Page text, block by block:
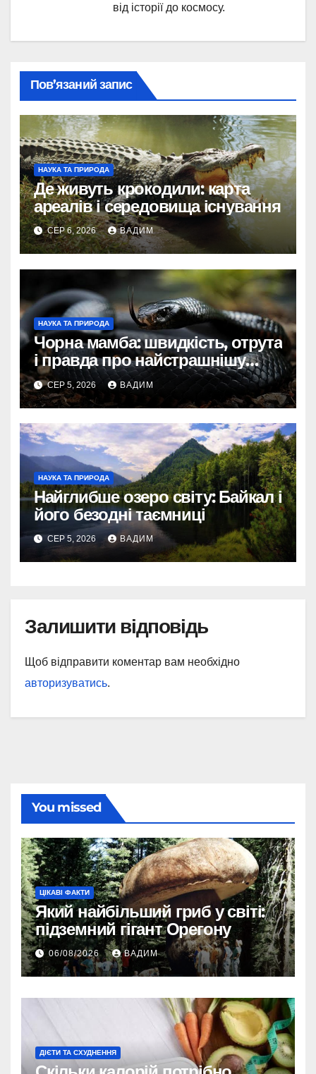
від історії до космосу.
Пов’язаний запис
НАУКА ТА ПРИРОДА
Де живуть крокодили: карта
ареалів і середовища існування
СЕР 6, 2026 ВАДИМ
НАУКА ТА ПРИРОДА
Чорна мамба: швидкість, отрута
і правда про найстрашнішу
змію Африки
СЕР 5, 2026 ВАДИМ
НАУКА ТА ПРИРОДА
Найглибше озеро світу: Байкал і
його безодні таємниці
СЕР 5, 2026 ВАДИМ
Залишити відповідь
Щоб відправити коментар вам необхідно
авторизуватись.
You missed
ЦІКАВІ ФАКТИ
Який найбільший гриб у світі:
підземний гігант Орегону
06/08/2026 ВАДИМ
ДІЄТИ ТА СХУДНЕННЯ